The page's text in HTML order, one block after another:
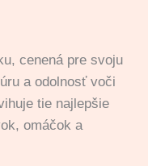
cenená pre svoju
a odolnosť voči
tie najlepšie
omáčok a